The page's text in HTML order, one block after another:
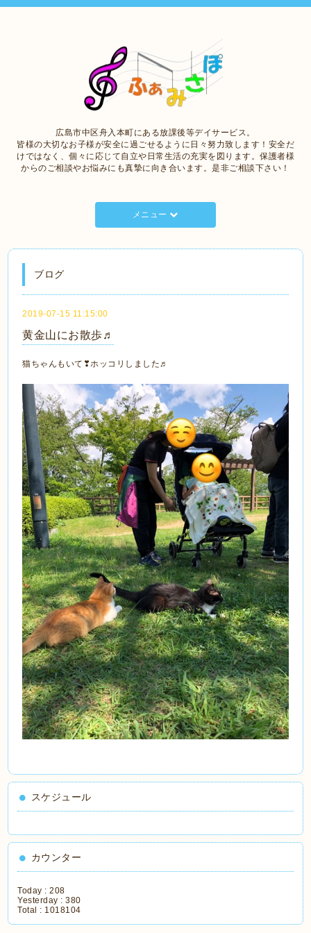
広島市中区舟入本町にある放課後等デイサービス。
皆様の大切なお子様が安全に過ごせるように日々努力致します！安全だ
けではなく、個々に応じて自立や日常生活の充実を図ります。保護者様
からのご相談やお悩みにも真摯に向き合います。是非ご相談下さい！
メニュー
ブログ
2019-07-15 11:15:00
黄金山にお散歩♬
猫ちゃんもいて❣ホッコリしました♬
スケジュール
カウンター
Today :208
Yesterday :380
Total : 1018104